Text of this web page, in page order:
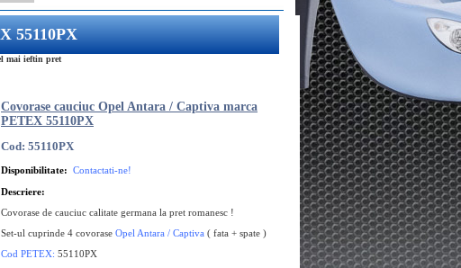
55110PX
mai ieftin pret
Covorase cauciuc Opel Antara / Captiva marca
PETEX 55110PX
Cod: 55110PX
Disponibilitate: Contactati-ne!
Descriere:
Covorase de cauciuc calitate germana la pret romanesc !
Set-ul cuprinde 4 covorase Opel Antara / Captiva ( fata + spate )
Cod PETEX: 55110PX